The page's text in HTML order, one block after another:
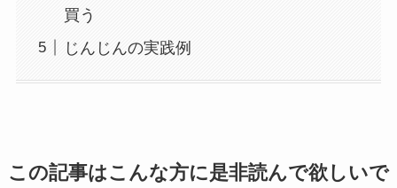
買う
じんじんの実践例
この記事はこんな方に是非読んで欲しいで